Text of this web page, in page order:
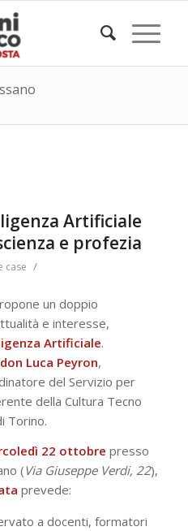
Artificiale
e profezia
case /
un doppio
e interesse,
Artificiale.
don Luca Peyron,
del Servizio per
della Cultura Tecno
Torino.
22 ottobre presso
(Via Giuseppe Verdi, 22),
prevede:
a docenti, formatori